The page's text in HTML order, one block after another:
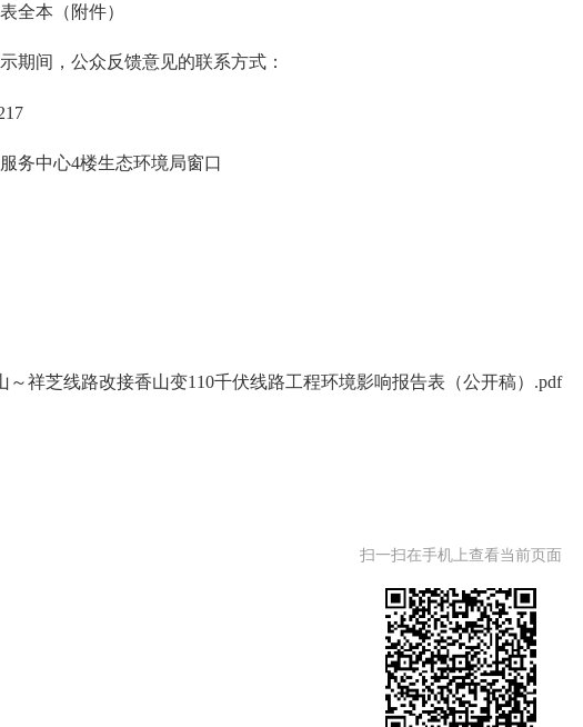
表全本（附件）
期间，公众反馈意见的联系方式：
7
务中心4楼生态环境局窗口
～祥芝线路改接香山变110千伏线路工程环境影响报告表（公开稿）.pdf
扫一扫在手机上查看当前页面